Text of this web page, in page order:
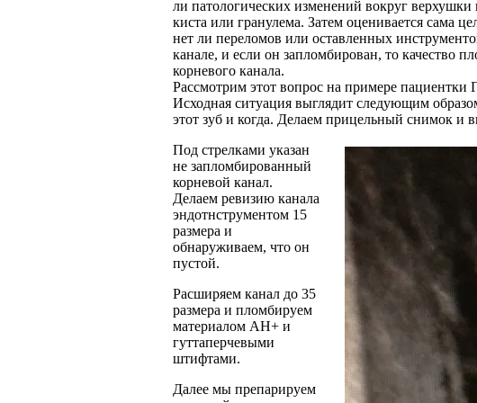
ли патологических изменений вокруг верхушки
киста или гранулема. Затем оценивается сама
нет ли переломов или оставленных
канале, и если он запломбирован, то качество
корневого канала.
Рассмотрим этот вопрос на примере пациентки
Исходная ситуация выглядит следующим
этот зуб и когда. Делаем прицельный снимок и
Под стрелками указан
не запломбированный
корневой канал.
Делаем ревизию канала
эндотнструментом 15
размера и
обнаруживаем, что он
пустой.
Расширяем канал до 35
размера и пломбируем
материалом AH+ и
гуттаперчевыми
штифтами.
Далее мы препарируем